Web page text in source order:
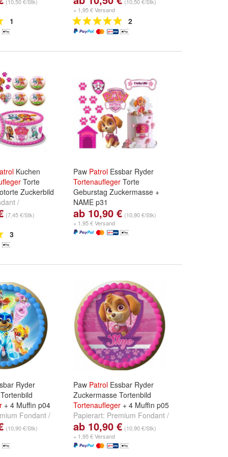
1
Zuckermasse
Papieroblate 0,6mm
+ 1,95 € Versand
2
Kuchen
Torte
Zuckerbild
/
Premium
(7,45 €/Stk)
3
Paw Patrol Essbar Ryder
Tortenaufleger Torte
Geburstag Zuckermasse +
NAME p31
Papierart:Premium Fondant /
Zuckermasse
ab 10,90 € (10,90 €/Stk)
+ 1,95 € Versand
Ryder
+ 4 Muffin p04
Fondant /
Oblate/
(10,90 €/Stk)
Paw Patrol Essbar Ryder
Zuckermasse Tortenbild
Tortenaufleger + 4 Muffin p05
Papierart: Premium Fondant /
ZuckermasseundOblate/
ab 10,90 € (10,90 €/Stk)
+ 1,95 € Versand